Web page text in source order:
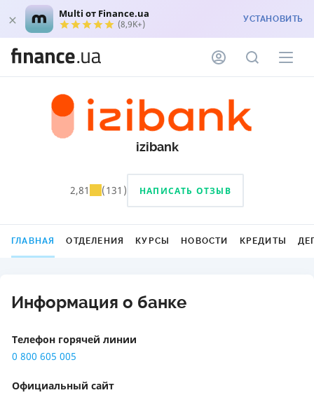
Multi от Finance.ua
(8,9K+) УСТАНОВИТЬ
izibank
2,81 (131 ) НАПИСАТЬ ОТЗЫВ
ГЛАВНАЯ ОТДЕЛЕНИЯ КУРСЫ НОВОСТИ КРЕДИТЫ
Информация о банке
Телефон горячей линии
0 800 605 005
Официальный сайт